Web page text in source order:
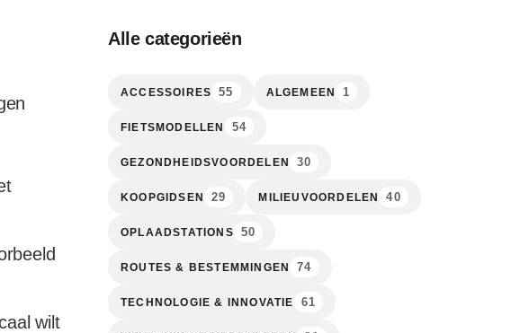
wilt
Alle categorieën
ACCESSOIRES 55 ALGEMEEN 1
FIETSMODELLEN 54
GEZONDHEIDSVOORDELEN 30
KOOPGIDSEN 29 MILIEUVOORDELEN 40
OPLAADSTATIONS 50
ROUTES & BESTEMMINGEN 74
TECHNOLOGIE & INNOVATIE 61